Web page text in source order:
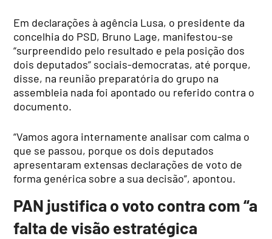
Em declarações à agência Lusa, o presidente da
concelhia do PSD, Bruno Lage, manifestou-se
“surpreendido pelo resultado e pela posição dos
dois deputados” sociais-democratas, até porque,
disse, na reunião preparatória do grupo na
assembleia nada foi apontado ou referido contra o
documento.
“Vamos agora internamente analisar com calma o
que se passou, porque os dois deputados
apresentaram extensas declarações de voto de
forma genérica sobre a sua decisão”, apontou.
PAN justifica o voto contra com “a
falta de visão estratégica